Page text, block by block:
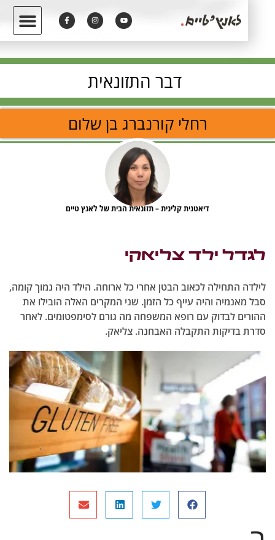
דבר התזונאית
רחלי קורנברג בן שלום
דיאטנית קלינית – תזונאית הבית של לאנץ טיים
ילד צליאקי
התחילה לכאוב הבטן אחרי כל ארוחה. הילד היה נמוך קומה,
והיה עייף כל הזמן. שני המקרים האלה הובילו את
לבדוק עם רופא המשפחה מה גורם לסימפטומים. לאחר
בדיקות התקבלה האבחנה. צליאק.